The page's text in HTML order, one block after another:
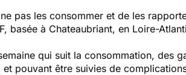
pas les consommer et de les
basée à Chateaubriant, en Loire-
qui suit la consommation, des
pouvant être suivies de